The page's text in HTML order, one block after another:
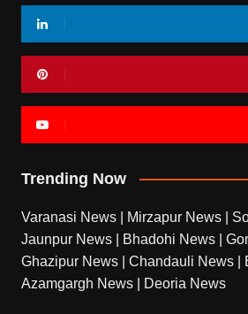
Trending Now
Varanasi News Mirzapur News
Jaunpur News
Bhadohi News
Ghazipur News
Chandauli News
Azamgargh News
Deoria News